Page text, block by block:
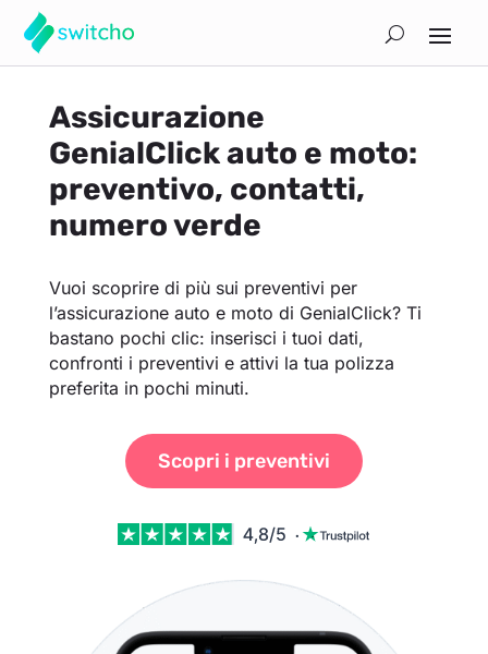
Assicurazione
GenialClick auto e moto:
preventivo, contatti,
numero verde
Vuoi scoprire di più sui preventivi per
l’assicurazione auto e moto di GenialClick? Ti
bastano pochi clic: inserisci i tuoi dati,
confronti i preventivi e attivi la tua polizza
preferita in pochi minuti.
Scopri i preventivi